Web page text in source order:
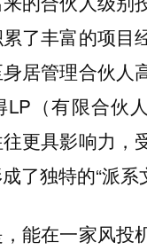
了丰富的项目
居管理合伙人
（有限合伙
更具影响力，
了独特的“派系
能在一家风投